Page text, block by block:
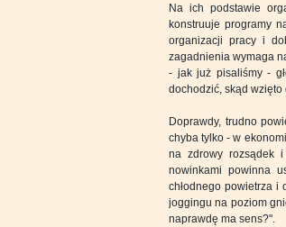
Na ich podstawie
konstruuje programy
organizacji pracy i
zagadnienia wymaga
- jak już pisaliśmy -
dochodzić, skąd wzięto
Doprawdy, trudno
chyba tylko - w
na zdrowy rozsądek i
nowinkami powinna
chłodnego powietrza i
joggingu na poziom
naprawdę ma sens?".